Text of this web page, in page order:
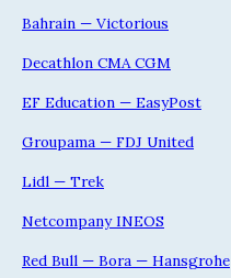
Bahrain — Victorious
Decathlon CMA CGM
EF Education — EasyPost
Groupama — FDJ United
Lidl — Trek
Netcompany INEOS
Red Bull — Bora — Hansgrohe